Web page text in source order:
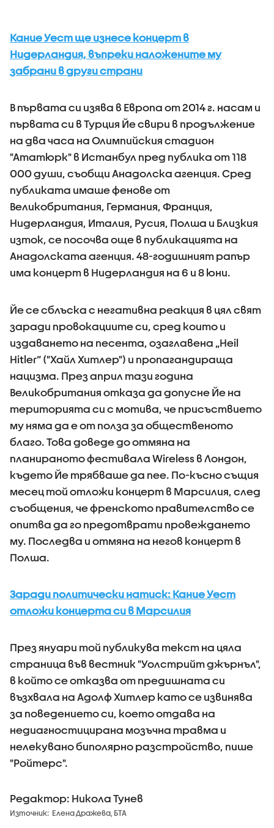
Кание Уест ще изнесе концерт в
Нидерландия, въпреки наложените му
забрани в други страни
В първата си изява в Европа от 2014 г. насам и
първата си в Турция Йе свири в продължение
на два часа на Олимпийския стадион
"Ататюрк" в Истанбул пред публика от 118
000 души, съобщи Анадолска агенция. Сред
публиката имаше фенове от
Великобритания, Германия, Франция,
Нидерландия, Италия, Русия, Полша и Близкия
изток, се посочва още в публикацията на
Анадолската агенция. 48-годишният рапър
има концерт в Нидерландия на 6 и 8 юни.
Йе се сблъска с негативна реакция в цял свят
заради провокациите си, сред които и
издаването на песента, озаглавена „Heil
Hitler“ ("Хайл Хитлер") и пропагандираща
нацизма. През април тази година
Великобритания отказа да допусне Йе на
територията си с мотива, че присъствието
му няма да е от полза за общественото
благо. Това доведе до отмяна на
планираното фестивала Wireless в Лондон,
където Йе трябваше да пее. По-късно същия
месец той отложи концерт в Марсилия, след
съобщения, че френското правителство се
опитва да го предотврати провеждането
му. Последва и отмяна на негов концерт в
Полша.
Заради политически натиск: Кание Уест
отложи концерта си в Марсилия
През януари той публикува текст на цяла
страница във вестник "Уолстрийт джърнъл",
в който се отказва от предишната си
възхвала на Адолф Хитлер като се извинява
за поведението си, което отдава на
недиагностицирана мозъчна травма и
нелекувано биполярно разстройство, пише
"Ройтерс".
Редактор: Никола Тунев
Източник: Елена Дражева, БТА